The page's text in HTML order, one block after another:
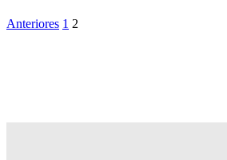
Paginación
Anteriores 1 2